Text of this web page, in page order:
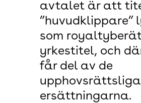
avtalet är att
”huvudklippare”
som
yrkestitel, och
får del av de
upphovsrättsliga
ersättningarna.